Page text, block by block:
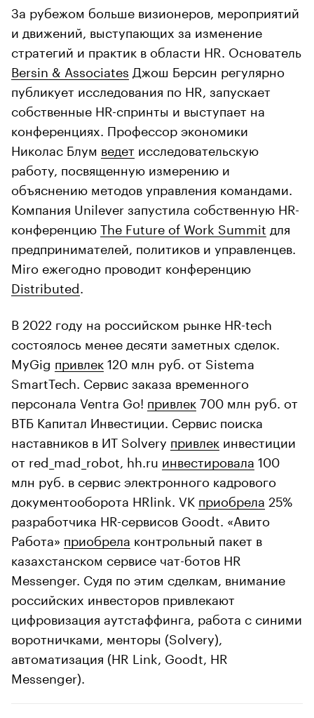
За рубежом больше визионеров, мероприятий
и движений, выступающих за изменение
стратегий и практик в области HR. Основатель
Bersin & Associates Джош Берсин регулярно
публикует исследования по HR, запускает
собственные HR-спринты и выступает на
конференциях. Профессор экономики
Николас Блум ведет исследовательскую
работу, посвященную измерению и
объяснению методов управления командами.
Компания Unilever запустила собственную HR-
конференциюThe Future of Work Summit для
предпринимателей, политиков и управленцев.
Miro ежегодно проводит конференцию
Distributed
В 2022 году на российском рынке HR-tech
состоялось менее десяти заметных сделок.
MyGig привлек120 млн руб. от Sistema
SmartTech. Сервис заказа временного
персонала Ventra Go! привлек700 млн руб. от
ВТБ Капитал Инвестиции. Сервис поиска
наставников в ИТ Solvery привлек инвестиции
от red_mad_robot, hh.ru инвестировала 100
млн руб. в сервис электронного кадрового
документооборота HRlink. VK приобрела 25%
разработчика HR-сервисов Goodt. «Авито
Работа» приобрела контрольный пакет в
казахстанском сервисе чат-ботов HR
Messenger. Судя по этим сделкам, внимание
российских инвесторов привлекают
цифровизация аутстаффинга, работа с синими
воротничками, менторы (Solvery),
автоматизация (HR Link, Goodt, HR
Messenger).